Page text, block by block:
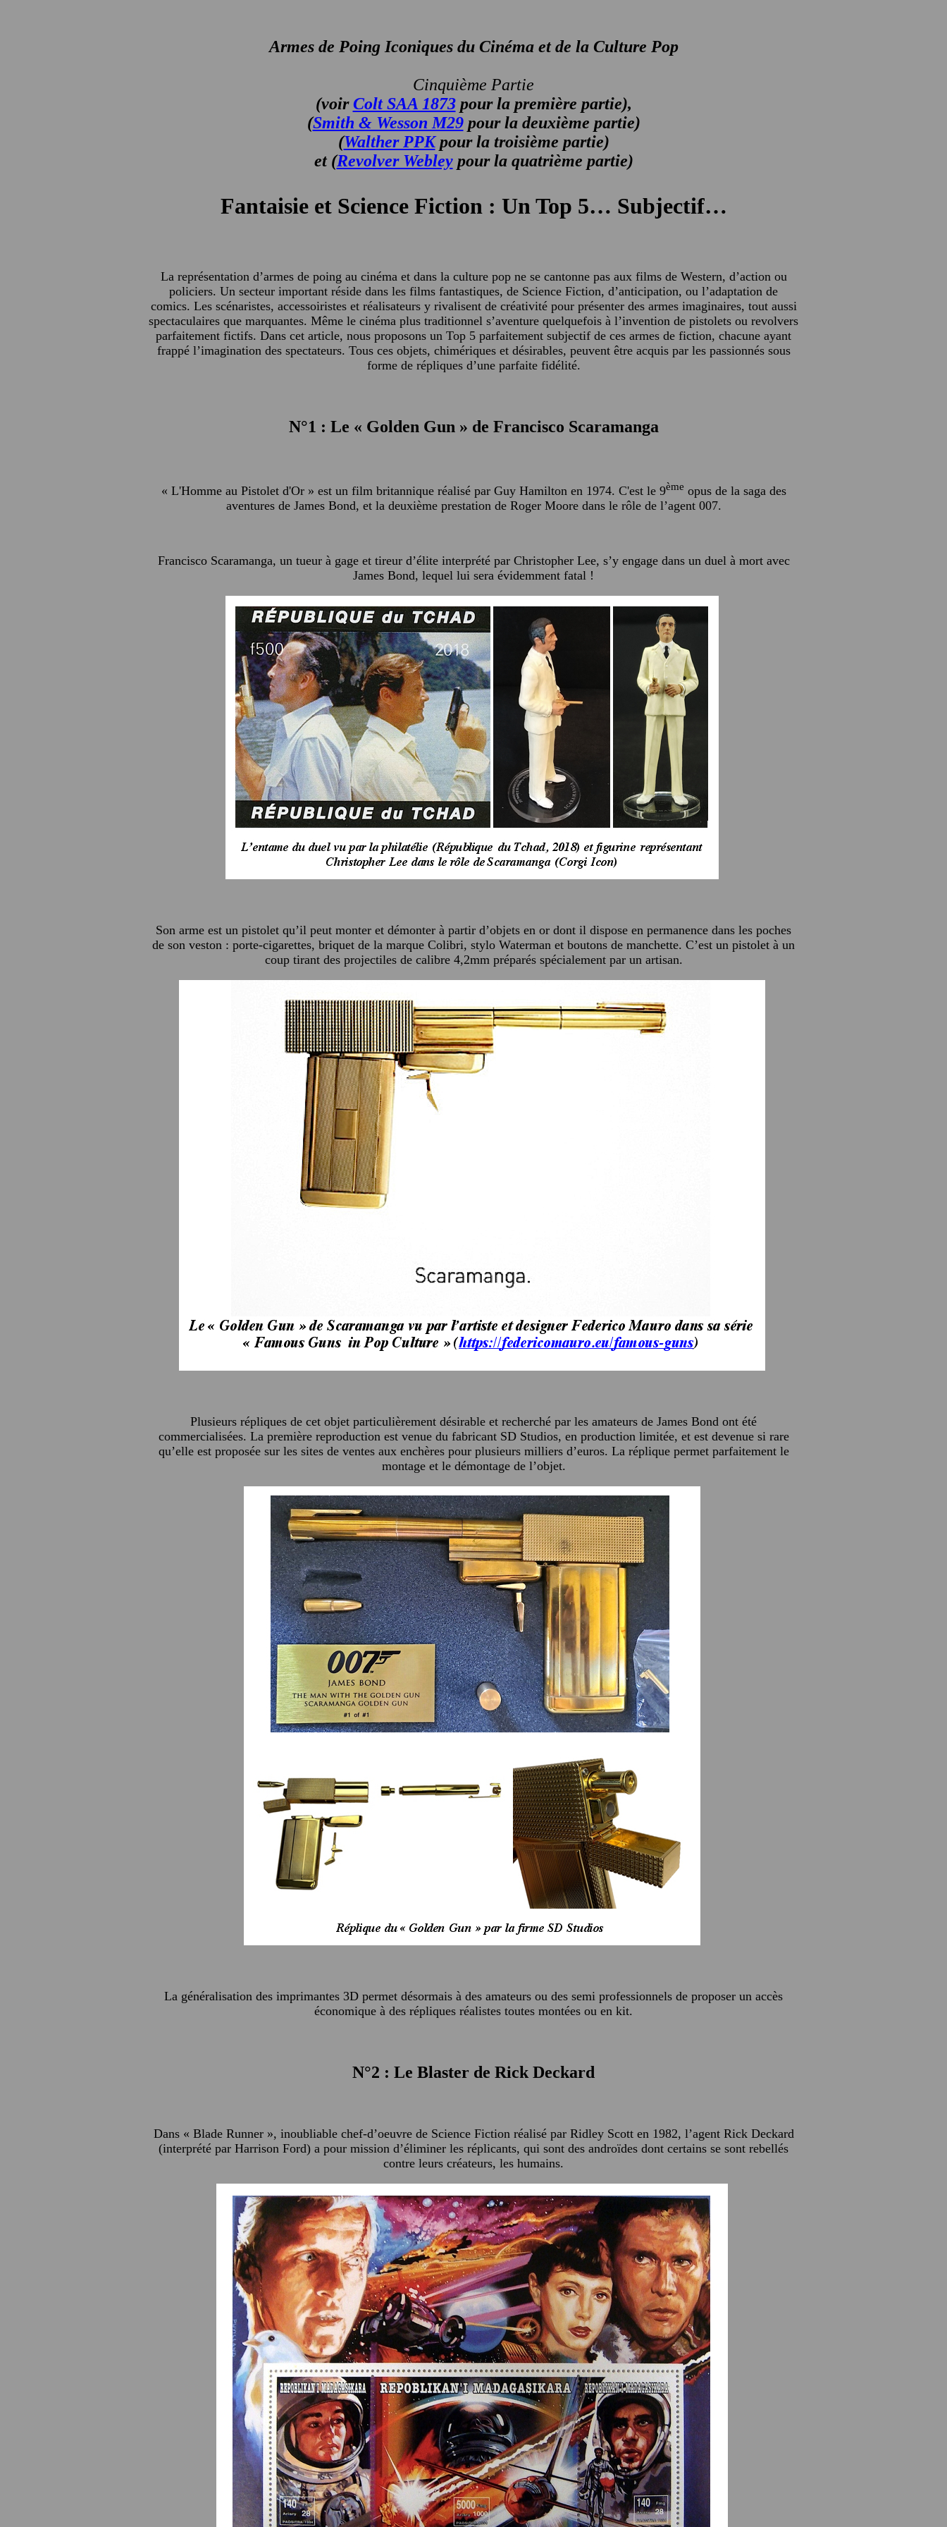
Armes de Poing Iconiques du Cinéma et de la Culture Pop
Cinquième Partie
(voirColt SAA 1873pour la première partie),
(Smith & Wesson M29pour la deuxième partie)
(Walther PPKpour la troisième partie)
et (Revolver Webleypour la quatrième partie)
Fantaisie et Science Fiction : Un Top 5… Subjectif…
La représentation d’armes de poing au cinéma et dans la culture pop ne se cantonne pas aux films de Western, d’action ou
policiers. Un secteur important réside dans les films fantastiques, de Science Fiction, d’anticipation, ou l’adaptation de
comics. Les scénaristes, accessoiristes et réalisateurs y rivalisent de créativité pour présenter des armes imaginaires, tout aussi
spectaculaires que marquantes. Même le cinéma plus traditionnel s’aventure quelquefois à l’invention de pistolets ou revolvers
parfaitement fictifs. Dans cet article, nous proposons un Top 5 parfaitement subjectif de ces armes de fiction, chacune ayant
frappé l’imagination des spectateurs. Tous ces objets, chimériques et désirables, peuvent être acquis par les passionnés sous
forme de répliques d’une parfaite fidélité.
N°1 : Le « Golden Gun » de Francisco Scaramanga
« L'Homme au Pistolet d'Or » est un film britannique réalisé par Guy Hamilton en 1974. C'est le 9ème opus de la saga des
aventures de James Bond, et la deuxième prestation de Roger Moore dans le rôle de l’agent 007.
Francisco Scaramanga, un tueur à gage et tireur d’élite interprété par Christopher Lee, s’y engage dans un duel à mort avec
James Bond, lequel lui sera évidemment fatal !
Son arme est un pistolet qu’il peut monter et démonter à partir d’objets en or dont il dispose en permanence dans les poches
de son veston : porte-cigarettes, briquet de la marque Colibri, stylo Waterman et boutons de manchette. C’est un pistolet à un
coup tirant des projectiles de calibre 4,2mm préparés spécialement par un artisan.
Plusieurs répliques de cet objet particulièrement désirable et recherché par les amateurs de James Bond ont été
commercialisées. La première reproduction est venue du fabricant SD Studios, en production limitée, et est devenue si rare
qu’elle est proposée sur les sites de ventes aux enchères pour plusieurs milliers d’euros. La réplique permet parfaitement le
montage et le démontage de l’objet.
La généralisation des imprimantes 3D permet désormais à des amateurs ou des semi professionnels de proposer un accès
économique à des répliques réalistes toutes montées ou en kit.
N°2 : Le Blaster de Rick Deckard
Dans « Blade Runner », inoubliable chef-d’oeuvre de Science Fiction réalisé par Ridley Scott en 1982, l’agent Rick Deckard
(interprété par Harrison Ford) a pour mission d’éliminer les réplicants, qui sont des androïdes dont certains se sont rebellés
contre leurs créateurs, les humains.